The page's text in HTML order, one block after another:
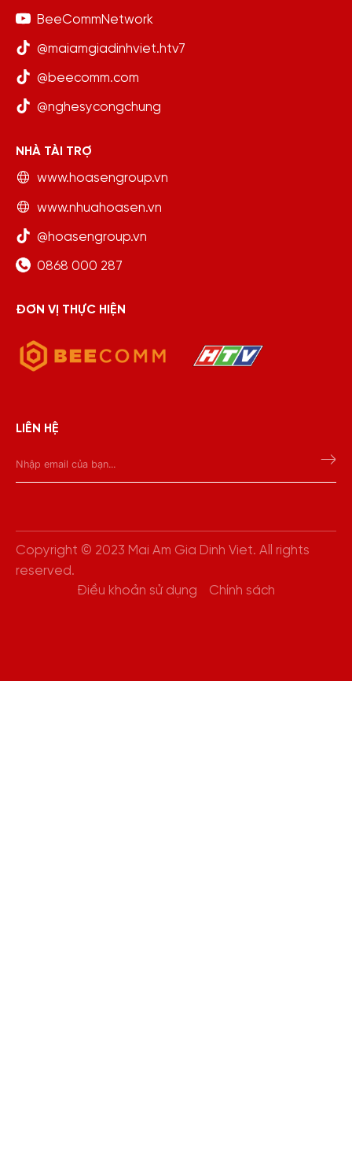
BeeCommNetwork
@maiamgiadinhviet.htv7
@beecomm.com
@nghesycongchung
NHÀ TÀI TRỢ
www.hoasengroup.vn
www.nhuahoasen.vn
@hoasengroup.vn
0868 000 287
ĐƠN VỊ THỰC HIỆN
LIÊN HỆ
Copyright © 2023 Mai Am Gia Dinh Viet. All rights
reserved.
Điều khoản sử dụng
Chính sách